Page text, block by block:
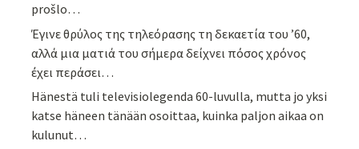
prošlo…
Έγινε θρύλος της τηλεόρασης τη δεκαετία του ’60,
αλλά μια ματιά του σήμερα δείχνει πόσος χρόνος
έχει περάσει…
Hänestä tuli televisiolegenda 60-luvulla, mutta jo yksi
katse häneen tänään osoittaa, kuinka paljon aikaa on
kulunut…